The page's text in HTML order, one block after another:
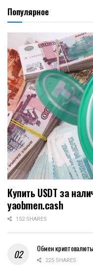
Популярное
Купить USDT за
yaobmen.cash
152 SHARES
Обмен
225 SHARES